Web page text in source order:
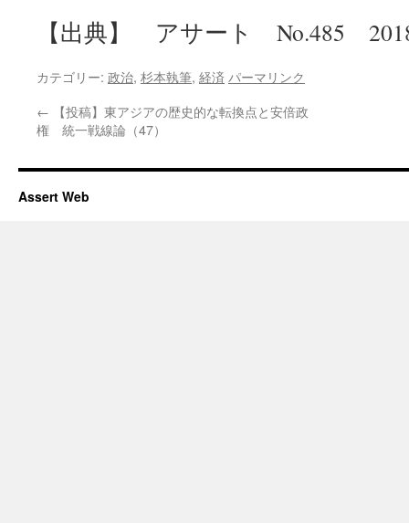
【出典】 アサート No.485
カテゴリー: 政治, 杉本執筆, 経済 パーマリンク
← 【投稿】東アジアの歴史的な転換点と安倍政
権 統一戦線論（47）
Assert Web